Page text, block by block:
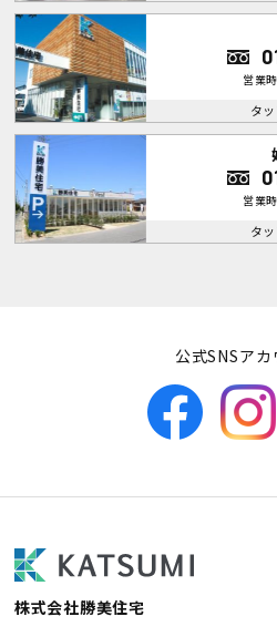
営業
タ
営業
タ
公式SNSアカ
株式会社勝美住宅